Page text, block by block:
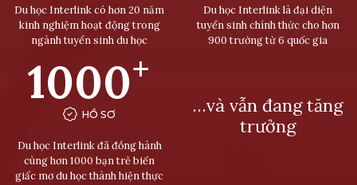
Du học Interlink có hơn 20 năm
kinh nghiệm hoạt động trong
ngành tuyển sinh du học
Du học Interlink là đại diện
tuyển sinh chính thức cho hơn
900 trường từ 6 quốc gia
1000+
HỒ SƠ
Du học Interlink đã đồng hành
cùng hơn 1000 bạn trẻ biến
giấc mơ du học thành hiện thực
…và vẫn đang tăng
trưởng